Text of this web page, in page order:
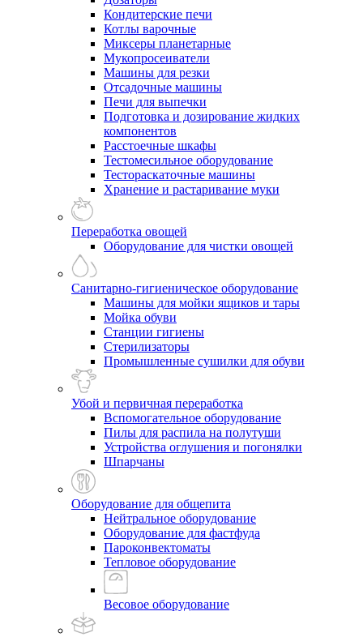
Кондитерские печи
Котлы варочные
Миксеры планетарные
Мукопросеиватели
Машины для резки
Отсадочные машины
Печи для выпечки
Подготовка и дозирование жидких
компонентов
Расстоечные шкафы
Тестомесильное оборудование
Тестораскаточные машины
Хранение и растаривание муки
Переработка овощей
Оборудование для чистки овощей
Санитарно-гигиеническое оборудование
Машины для мойки ящиков и тары
Мойка обуви
Станции гигиены
Стерилизаторы
Промышленные сушилки для обуви
Убой и первичная переработка
Вспомогательное оборудование
Пилы для распила на полутуши
Устройства оглушения и погонялки
Шпарчаны
Оборудование для общепита
Нейтральное оборудование
Оборудование для фастфуда
Пароконвектоматы
Тепловое оборудование
Весовое оборудование